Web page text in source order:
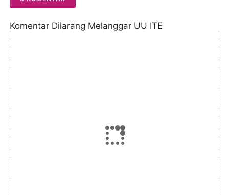
Komentar Dilarang Melanggar UU ITE